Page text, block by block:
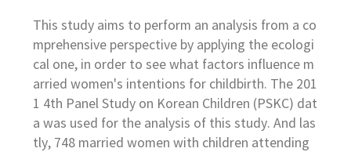
This study aims to perform an analysis from a co
mprehensive perspective by applying the ecologi
cal one, in order to see what factors influence m
arried women's intentions for childbirth. The 201
1 4th Panel Study on Korean Children (PSKC) dat
a was used for the analysis of this study. And las
tly, 748 married women with children attending